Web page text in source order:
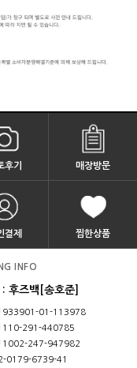
후기 매장방문
결제 찜한상품
INFO
후즈백[송호준]
933901-01-113978
110-291-440785
1002-247-947982
0179-6739-41